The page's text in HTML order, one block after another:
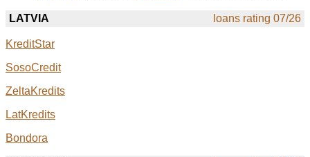
LATVIA loans rating 07/26
KreditStar
SosoCredit
ZeltaKredits
LatKredits
Bondora